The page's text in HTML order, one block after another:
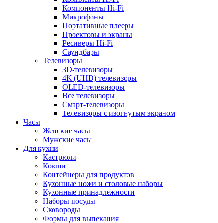
Компоненты Hi-Fi
Микрофоны
Портативные плееры
Проекторы и экраны
Ресиверы Hi-Fi
Саундбары
Телевизоры
3D-телевизоры
4K (UHD) телевизоры
OLED-телевизоры
Все телевизоры
Смарт-телевизоры
Телевизоры с изогнутым экраном
Часы
Женские часы
Мужские часы
Для кухни
Кастрюли
Ковши
Контейнеры для продуктов
Кухонные ножи и столовые наборы
Кухонные принадлежности
Наборы посуды
Сковороды
Формы для выпекания